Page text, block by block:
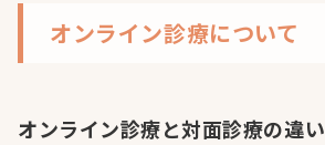
オンライン診療について
オンライン診療と対面診療の違い